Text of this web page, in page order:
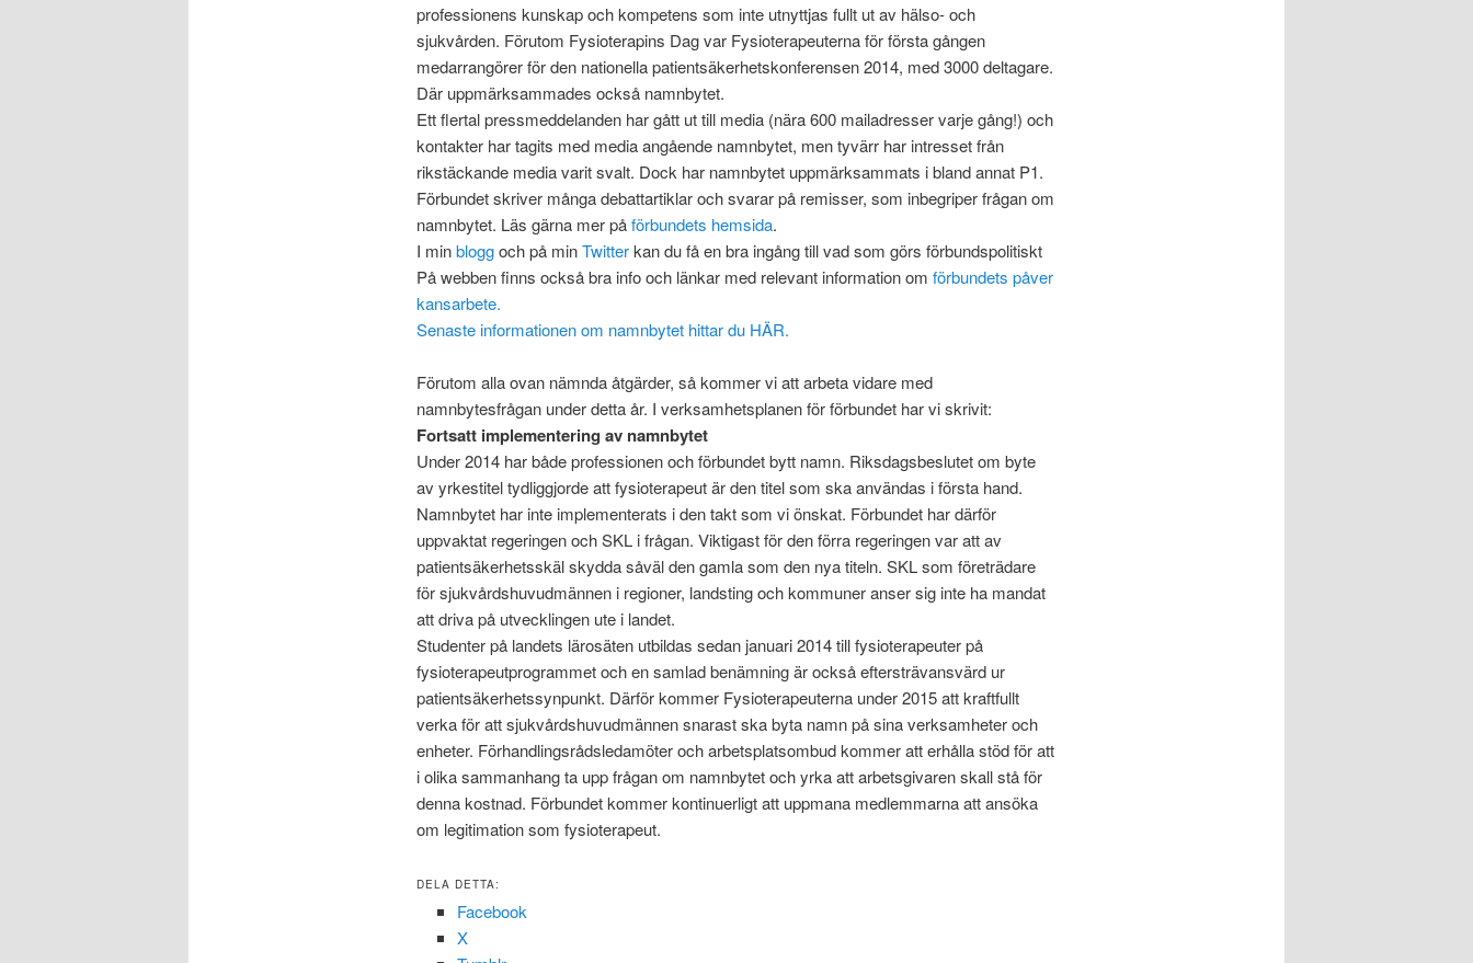
professionens kunskap och kompetens som inte utnyttjas fullt ut av hälso- och
sjukvården. Förutom Fysioterapins Dag var Fysioterapeuterna för första gången
medarrangörer för den nationella patientsäkerhetskonferensen 2014, med 3000 deltagare.
Där uppmärksammades också namnbytet.
Ett flertal pressmeddelanden har gått ut till media (nära 600 mailadresser varje gång!) och
kontakter har tagits med media angående namnbytet, men tyvärr har intresset från
rikstäckande media varit svalt. Dock har namnbytet uppmärksammats i bland annat P1.
Förbundet skriver många debattartiklar och svarar på remisser, som inbegriper frågan om
namnbytet. Läs gärna mer påförbundets hemsida.
I minbloggoch på minTwitterkan du få en bra ingång till vad som görs förbundspolitiskt
På webben finns också bra info och länkar med relevant information om förbundets påver
kansarbete.
Senaste informationen om namnbytet hittar du HÄR.
Förutom alla ovan nämnda åtgärder, så kommer vi att arbeta vidare med
namnbytesfrågan under detta år. I verksamhetsplanen för förbundet har vi skrivit:
Fortsatt implementering av namnbytet
Under 2014 har både professionen och förbundet bytt namn. Riksdagsbeslutet om byte
av yrkestitel tydliggjorde att fysioterapeut är den titel som ska användas i första hand.
Namnbytet har inte implementerats i den takt som vi önskat. Förbundet har därför
uppvaktat regeringen och SKL i frågan. Viktigast för den förra regeringen var att av
patientsäkerhetsskäl skydda såväl den gamla som den nya titeln. SKL som företrädare
för sjukvårdshuvudmännen i regioner, landsting och kommuner anser sig inte ha mandat
att driva på utvecklingen ute i landet.
Studenter på landets lärosäten utbildas sedan januari 2014 till fysioterapeuter på
fysioterapeutprogrammet och en samlad benämning är också eftersträvansvärd ur
patientsäkerhetssynpunkt. Därför kommer Fysioterapeuterna under 2015 att kraftfullt
verka för att sjukvårdshuvudmännen snarast ska byta namn på sina verksamheter och
enheter. Förhandlingsrådsledamöter och arbetsplatsombud kommer att erhålla stöd för att
i olika sammanhang ta upp frågan om namnbytet och yrka att arbetsgivaren skall stå för
denna kostnad. Förbundet kommer kontinuerligt att uppmana medlemmarna att ansöka
om legitimation som fysioterapeut.
DELA DETTA:
Facebook
X